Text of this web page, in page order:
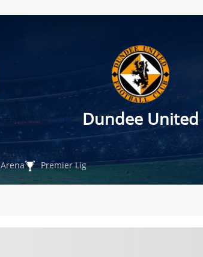
Dundee United
Premier Lig